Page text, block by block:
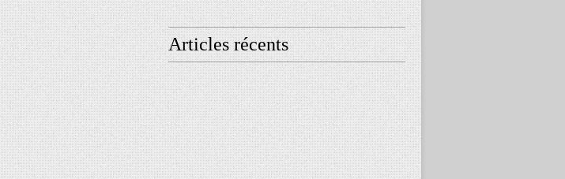
Articles récents